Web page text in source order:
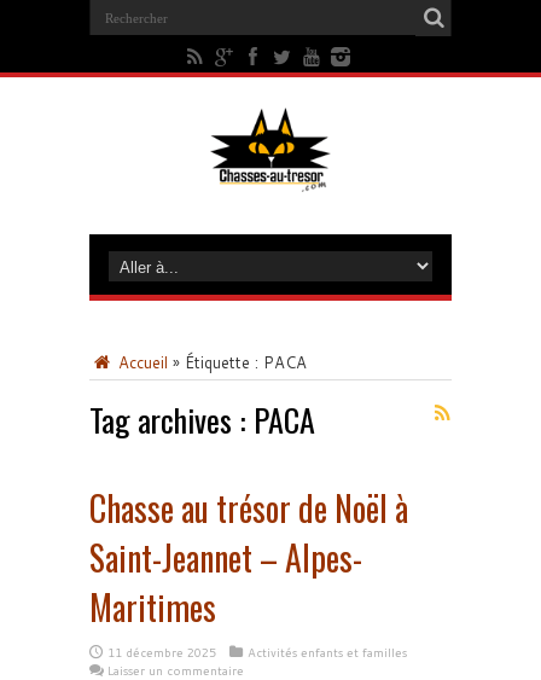
Accueil » Étiquette : PACA
Tag archives : PACA
Chasse au trésor de Noël à
Saint-Jeannet – Alpes-
Maritimes
11 décembre 2025
Activités enfants et familles
Laisser un commentaire